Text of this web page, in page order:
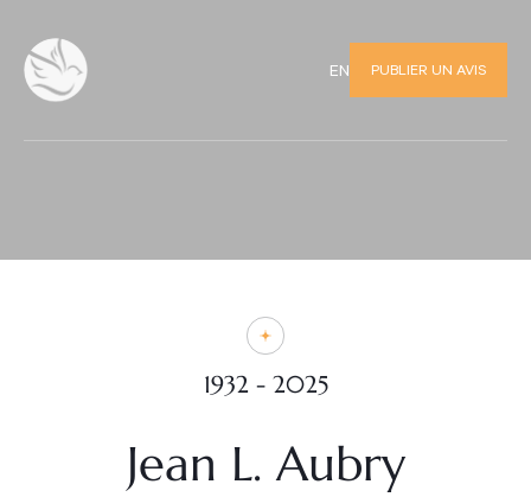
EN PUBLIER UN AVIS
1932 - 2025
Jean L. Aubry